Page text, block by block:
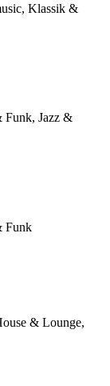
Klassik &
Funk, Jazz &
Funk
& Lounge,